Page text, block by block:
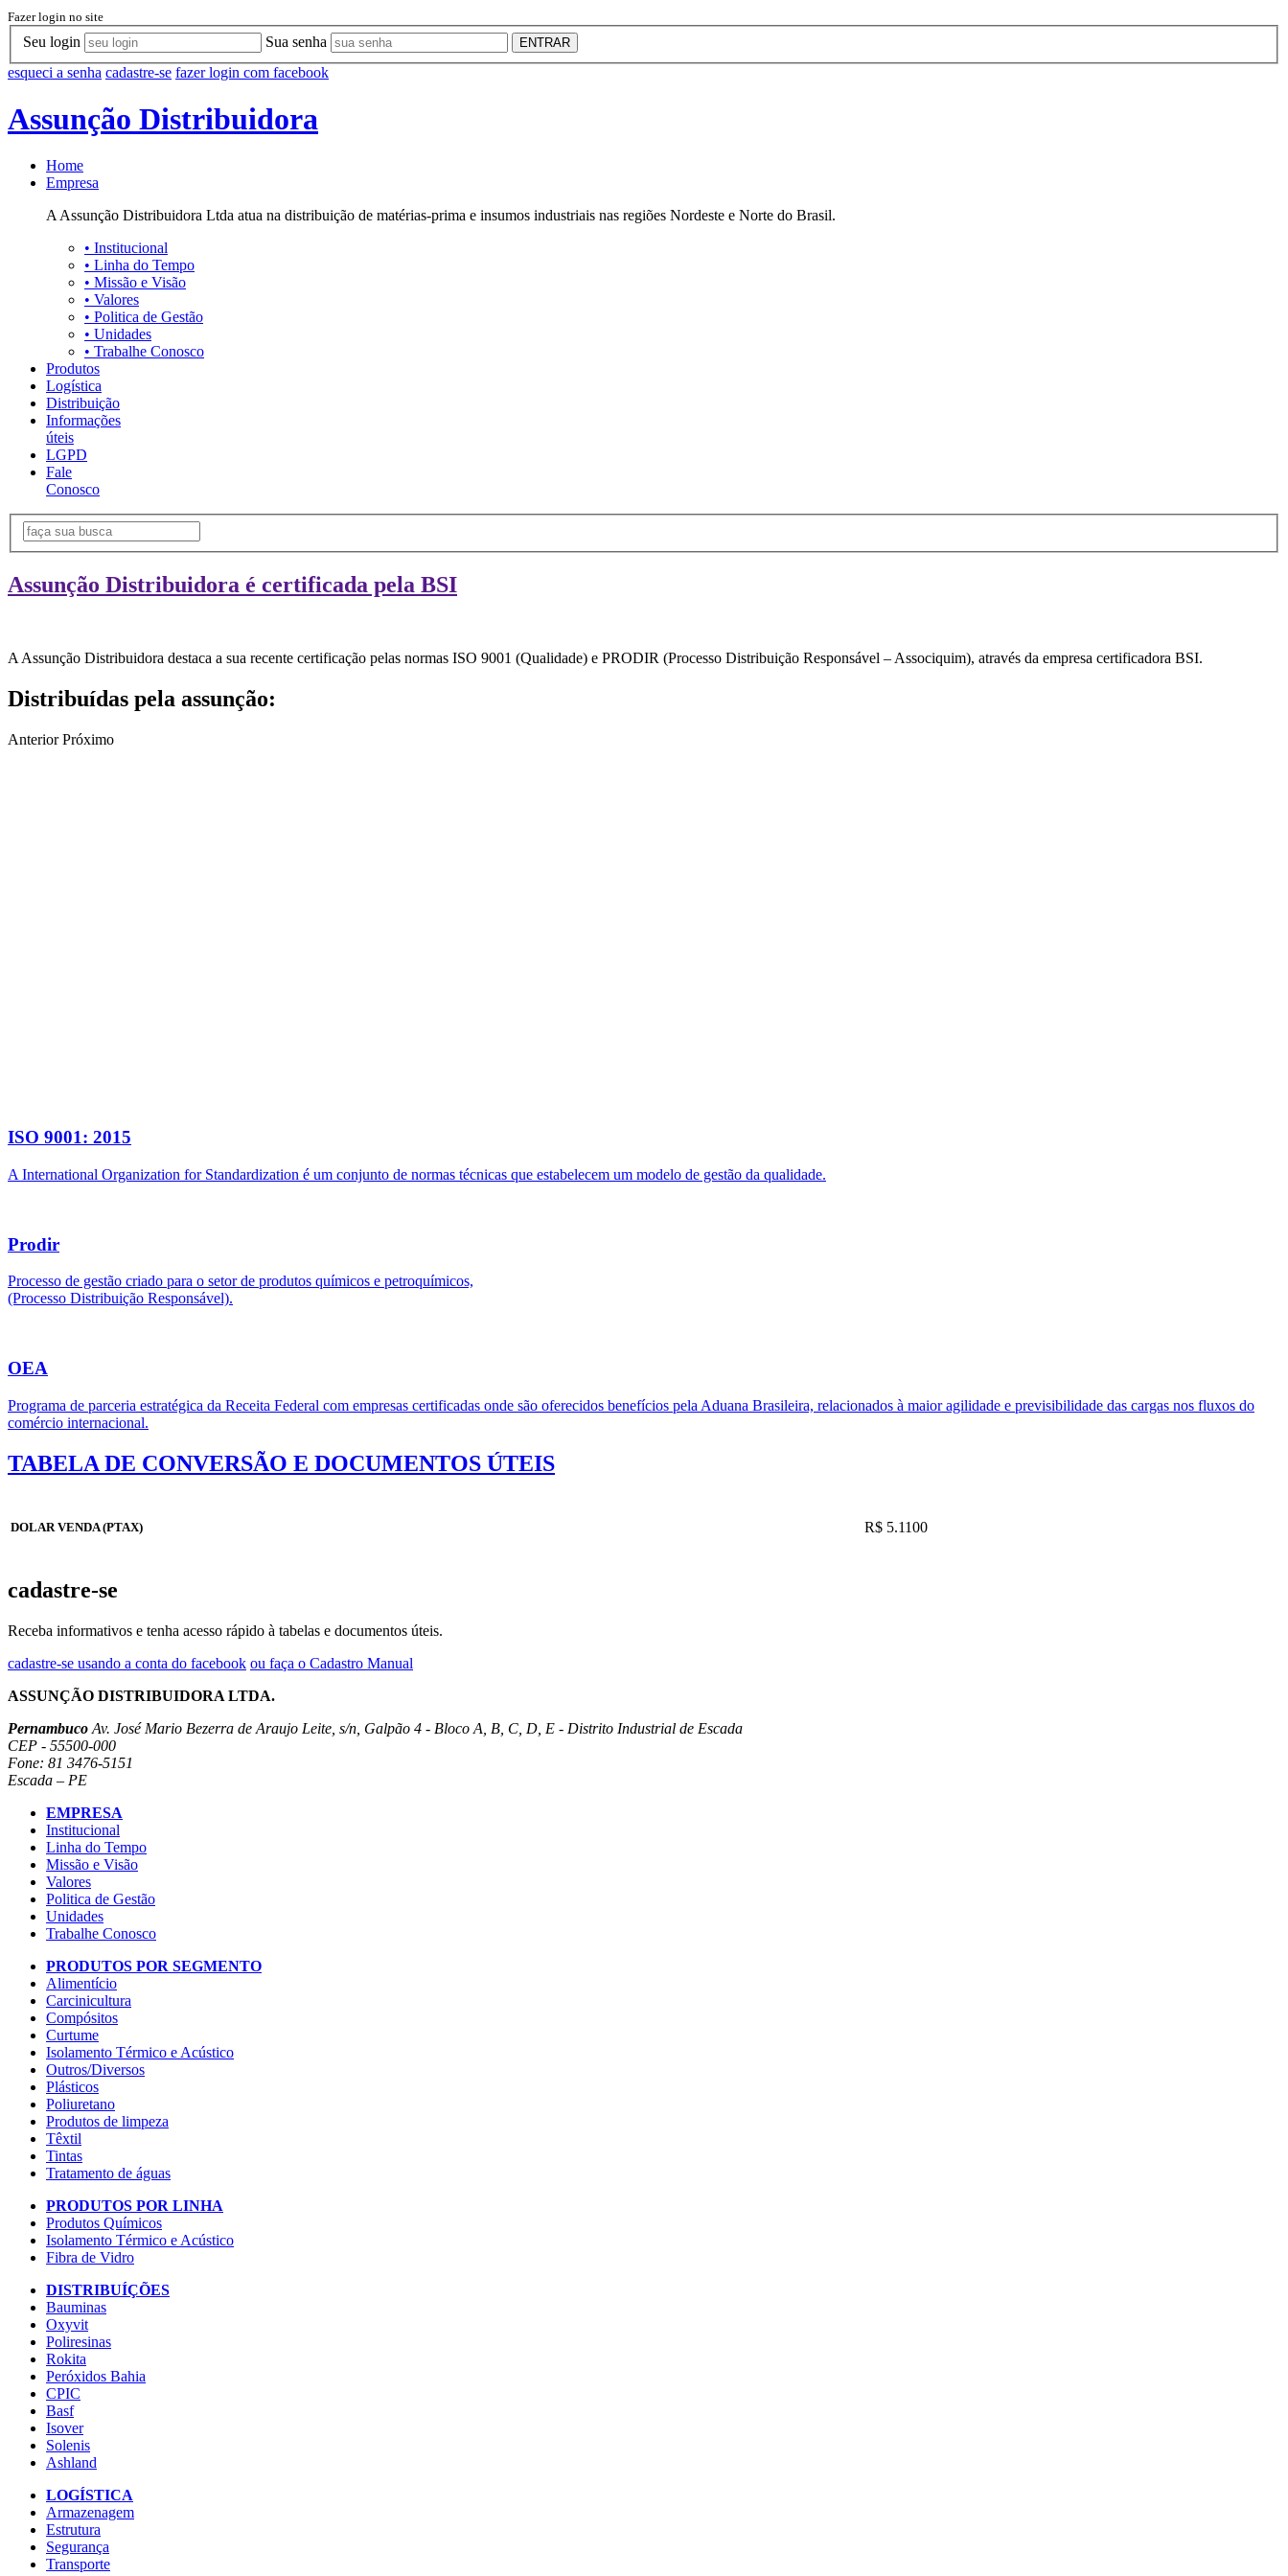
Fazer login no site
Seu login Sua senha ENTRAR
esqueci a senha cadastre-se fazer login com facebook
Assunção Distribuidora
Home
Empresa
A Assunção Distribuidora Ltda atua na distribuição de matérias-prima e insumos industriais nas regiões Nordeste e Norte do Brasil.
• Institucional
• Linha do Tempo
• Missão e Visão
• Valores
• Politica de Gestão
• Unidades
• Trabalhe Conosco
Produtos
Logística
Distribuição
Informações
úteis
LGPD
Fale
Conosco
Assunção Distribuidora é certificada pela BSI
A Assunção Distribuidora destaca a sua recente certificação pelas normas ISO 9001 (Qualidade) e PRODIR (Processo Distribuição Responsável – Associquim), através da empresa certificadora BSI.
Distribuídas pela assunção:
Anterior Próximo
ISO 9001: 2015
A International Organization for Standardization é um conjunto de normas técnicas que estabelecem um modelo de gestão da qualidade.
Prodir
Processo de gestão criado para o setor de produtos químicos e petroquímicos,
(Processo Distribuição Responsável).
OEA
Programa de parceria estratégica da Receita Federal com empresas certificadas onde são oferecidos benefícios pela Aduana Brasileira, relacionados à maior agilidade e previsibilidade das cargas nos fluxos do
comércio internacional.
TABELA DE CONVERSÃO E DOCUMENTOS ÚTEIS
DOLAR VENDA (PTAX) R$ 5.1100
cadastre-se
Receba informativos e tenha acesso rápido à tabelas e documentos úteis.
cadastre-se usando a conta do facebook ou faça o Cadastro Manual
ASSUNÇÃO DISTRIBUIDORA LTDA.
Pernambuco Av. José Mario Bezerra de Araujo Leite, s/n, Galpão 4 - Bloco A, B, C, D, E - Distrito Industrial de Escada
CEP - 55500-000
Fone: 81 3476-5151
Escada – PE
EMPRESA
Institucional
Linha do Tempo
Missão e Visão
Valores
Politica de Gestão
Unidades
Trabalhe Conosco
PRODUTOS POR SEGMENTO
Alimentício
Carcinicultura
Compósitos
Curtume
Isolamento Térmico e Acústico
Outros/Diversos
Plásticos
Poliuretano
Produtos de limpeza
Têxtil
Tintas
Tratamento de águas
PRODUTOS POR LINHA
Produtos Químicos
Isolamento Térmico e Acústico
Fibra de Vidro
DISTRIBUÍÇÕES
Bauminas
Oxyvit
Poliresinas
Rokita
Peróxidos Bahia
CPIC
Basf
Isover
Solenis
Ashland
LOGÍSTICA
Armazenagem
Estrutura
Segurança
Transporte